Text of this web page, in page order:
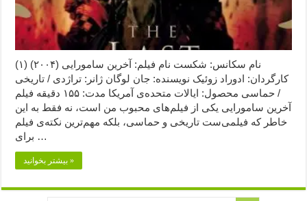
نام سکانس: شکست نام فیلم: آخرین سامورایی (۲۰۰۴) (۱)
کارگردان: ادوراد زوئیک نویسنده: جان لوگان ژانر: تراژدی / تاریخی
/ حماسی محصول: ایالات متحده‌ی آمریکا مدت: ۱۵۵ دقیقه فیلم
آخرین سامورایی یکی از فیلم‌های محبوب من است، نه فقط به این
خاطر که فیلمی‌ست تاریخی و حماسی‌، بلکه مهم‌ترین نکته‌ی فیلم
برای …
بیشتر بخوانید »